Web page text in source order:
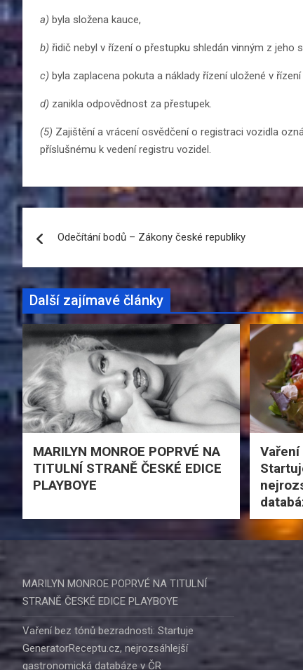
a) byla složena kauce,
b) řidič nebyl v řízení o přestupku shledán vinným z jeho
c) byla zaplacena pokuta a náklady řízení uložené v
d) zanikla odpovědnost za přestupek.
(5) Zajištění a vrácení osvědčení o registraci vozidla
příslušnému k vedení registru vozidel.
pro
příspěvek
Odečítání bodů – Zákony české republiky
Další zajímavé články
MARILYN MONROE POPRVÉ NA
TITULNÍ STRANĚ ČESKÉ EDICE
PLAYBOYE
MARILYN MONROE POPRVÉ NA TITULNÍ
STRANĚ ČESKÉ EDICE PLAYBOYE
Vaření bez tónů bezradnosti: Startuje
GeneratorReceptu.cz, nejrozsáhlejší
gastronomická databáze v ČR